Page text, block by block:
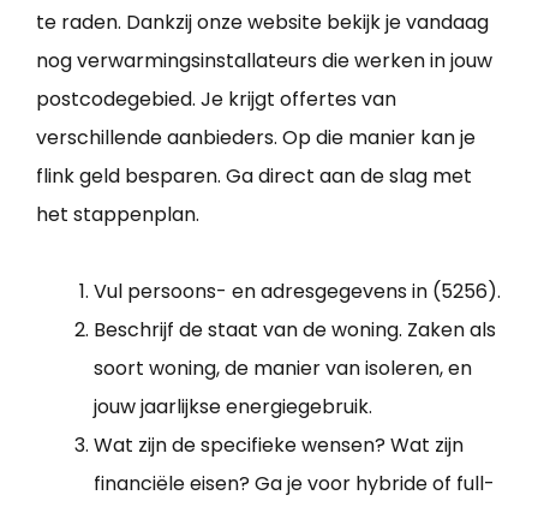
te raden. Dankzij onze website bekijk je vandaag
nog verwarmingsinstallateurs die werken in jouw
postcodegebied. Je krijgt offertes van
verschillende aanbieders. Op die manier kan je
flink geld besparen. Ga direct aan de slag met
het stappenplan.
Vul persoons- en adresgegevens in (5256).
Beschrijf de staat van de woning. Zaken als
soort woning, de manier van isoleren, en
jouw jaarlijkse energiegebruik.
Wat zijn de specifieke wensen? Wat zijn
financiële eisen? Ga je voor hybride of full-